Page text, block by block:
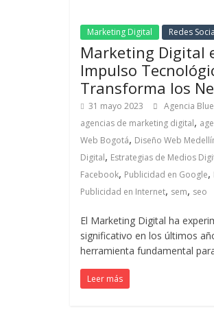
versátil
del
Marketing
en
LATAM
Bitácora
social
de
Mercadeo
Interactivo,
Medios,
Publicidad,
Campañas
Marketing Digital Redes
Marketing Digital
Impulso
Transforma los
31 mayo 2023
Agencia
agencias de marketing digital,
Web Bogotá, Diseño Web
Digital, Estrategias de Medios
Facebook, Publicidad en Google,
Publicidad en Internet, sem, seo
El Marketing Digital ha
significativo en los últimos
herramienta fundamental
Leer más